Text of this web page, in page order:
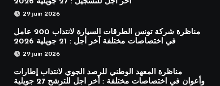
29 juin 2026
مناظرة شركة تونس الطرقات السيارة لانتداب 200 عامل
في اختصاصات مختلفة آخر أجل : 21 جويلية 2026
29 juin 2026
مناظرة المعهد الوطني للرصد الجوي لانتداب إطارات
وأعوان في اختصاصات مختلفة : أخر اجل للترشح 27 جويلية